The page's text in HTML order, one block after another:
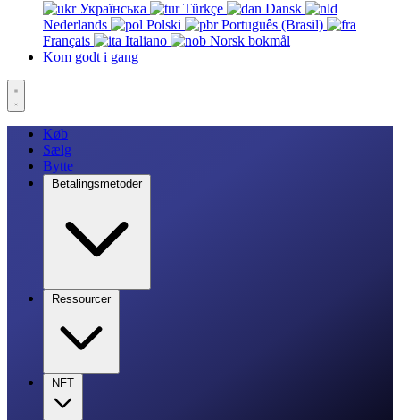
Українська
Türkçe
Dansk
Nederlands
Polski
Português (Brasil)
Français
Italiano
Norsk bokmål
Kom godt i gang
Køb
Sælg
Bytte
Betalingsmetoder
Ressourcer
NFT